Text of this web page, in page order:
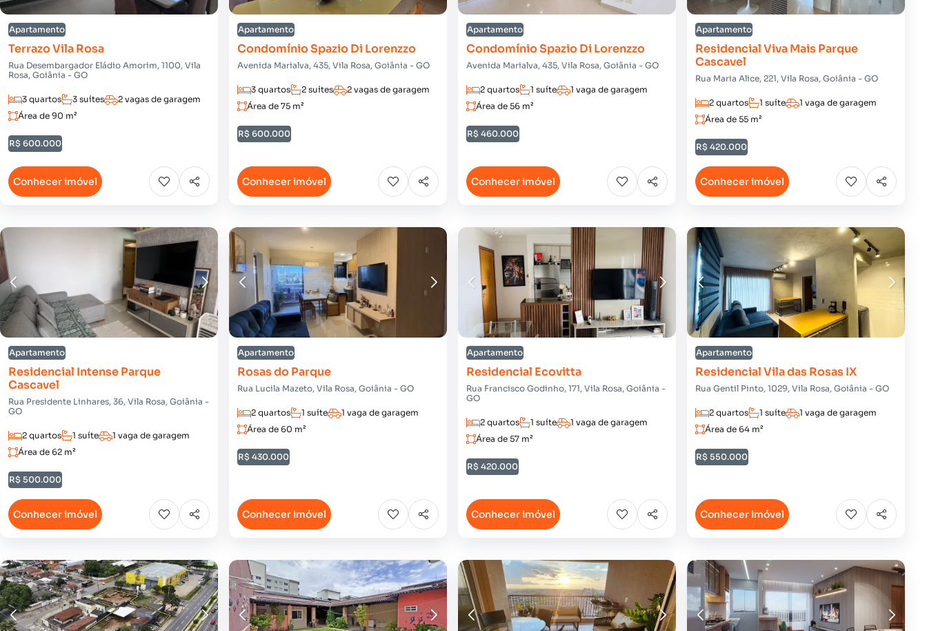
Apartamento
Terrazo Vila Rosa
Rua Desembargador Eládio Amorim, 1100, Vila
Rosa, Goiânia - GO
3 quartos 3 suítes
2 vagas de garagem
Área de 90 m²
R$ 600.000
Conhecer imóvel
Apartamento
Condomínio Spazio Di Lorenzzo
Avenida Marialva, 435, Vila Rosa, Goiânia - GO
3 quartos 2 suítes
2 vagas de garagem
Área de 75 m²
R$ 600.000
Conhecer imóvel
Apartamento
Condomínio Spazio Di Lorenzzo
Avenida Marialva, 435, Vila Rosa, Goiânia - GO
2 quartos 1 suíte
1 vaga de garagem
Área de 56 m²
R$ 460.000
Conhecer imóvel
Apartamento
Residencial Viva Mais Parque
Cascavel
Rua Maria Alice, 221, Vila Rosa, Goiânia - GO
2 quartos 1 suíte
1 vaga de garagem
Área de 55 m²
R$ 420.000
Conhecer imóvel
Apartamento
Residencial Intense Parque
Cascavel
Rua Presidente Linhares, 36, Vila Rosa, Goiânia -
GO
2 quartos 1 suíte
1 vaga de garagem
Área de 62 m²
R$ 500.000
Conhecer imóvel
Apartamento
Rosas do Parque
Rua Lucila Mazeto, Vila Rosa, Goiânia - GO
2 quartos 1 suíte
1 vaga de garagem
Área de 60 m²
R$ 430.000
Conhecer imóvel
Apartamento
Residencial Ecovitta
Rua Francisco Godinho, 171, Vila Rosa, Goiânia -
GO
2 quartos 1 suíte
1 vaga de garagem
Área de 57 m²
R$ 420.000
Conhecer imóvel
Apartamento
Residencial Vila das Rosas IX
Rua Gentil Pinto, 1029, Vila Rosa, Goiânia - GO
2 quartos 1 suíte
1 vaga de garagem
Área de 64 m²
R$ 550.000
Conhecer imóvel